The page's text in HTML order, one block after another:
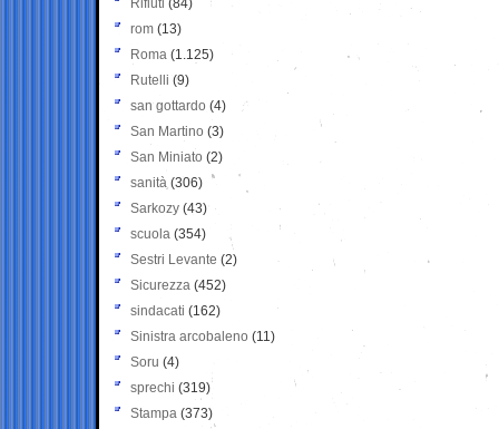
Rifiuti (84)
rom (13)
Roma (1.125)
Rutelli (9)
san gottardo (4)
San Martino (3)
San Miniato (2)
sanità (306)
Sarkozy (43)
scuola (354)
Sestri Levante (2)
Sicurezza (452)
sindacati (162)
Sinistra arcobaleno (11)
Soru (4)
sprechi (319)
Stampa (373)